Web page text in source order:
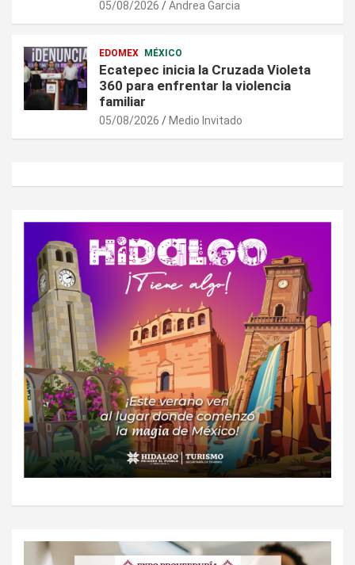
05/08/2026 Andrea Garcia
EDOMEX MÉXICO
Ecatepec inicia la Cruzada Violeta
360 para enfrentar la violencia
familiar
05/08/2026 Medio Invitado